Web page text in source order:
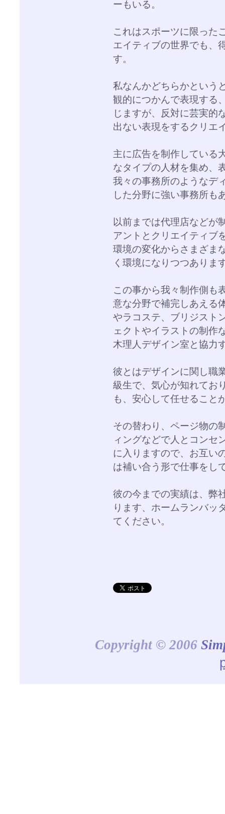
ーもいる。
これはスポーツに限った
エイティブの世界でも、
す。
私なんかどちらかという
観的につかんで表現する
じますが、反対に芸実的
出ない表現をするクリエ
主に広告を制作している
なタイプの人材を集め、
我々の事務所のようなデ
した分野に強い事務所も
以前までは代理店などが
アントとクリエイティブ
環境の変化からさまざま
く環境になりつつありま
この事から我々制作側も
意な分野で補完しあえる
やラコステ、ブリジスト
ェクトやイラストの制作
木理人デザイン室と協力
彼とはデザインに関し職
級生で、気心が知れてお
も、安心して任せること
その替わり、ページ物の
ィングなどで人とコンセ
に入りますので、お互い
は補い合う形で仕事をし
彼の今までの実績は、弊
ります、ホームランバッ
てください。
Copyright © 2006